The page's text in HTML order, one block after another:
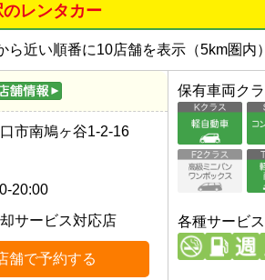
レンタカー
ら近い順番に10店舗を表示（5km圏内
市南鳩ヶ谷1-2-16
20:00
サービス対応店
舗で予約する
保有車両ク
各種サービス